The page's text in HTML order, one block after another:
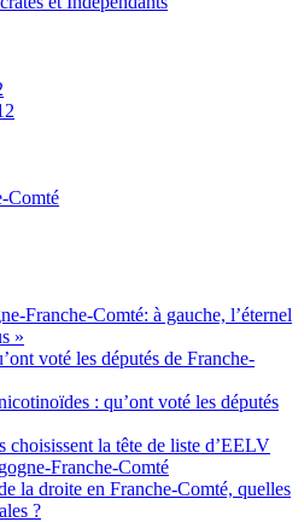
Comté
Franche-Comté: à gauche, l’éternel
»
voté les députés de Franche-
: qu’ont voté les députés
choisissent la tête de liste d’EELV
Franche-Comté
la droite en Franche-Comté, quelles
?